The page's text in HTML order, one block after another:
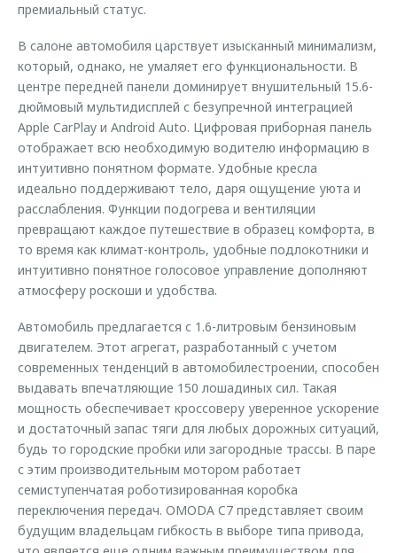
премиальный статус.
В салоне автомобиля царствует изысканный минимализм,
который, однако, не умаляет его функциональности. В
центре передней панели доминирует внушительный 15.6-
дюймовый мультидисплей с безупречной интеграцией
Apple CarPlay и Android Auto. Цифровая приборная панель
отображает всю необходимую водителю информацию в
интуитивно понятном формате. Удобные кресла
идеально поддерживают тело, даря ощущение уюта и
расслабления. Функции подогрева и вентиляции
превращают каждое путешествие в образец комфорта, в
то время как климат-контроль, удобные подлокотники и
интуитивно понятное голосовое управление дополняют
атмосферу роскоши и удобства.
Автомобиль предлагается с 1.6-литровым бензиновым
двигателем. Этот агрегат, разработанный с учетом
современных тенденций в автомобилестроении, способен
выдавать впечатляющие 150 лошадиных сил. Такая
мощность обеспечивает кроссоверу уверенное ускорение
и достаточный запас тяги для любых дорожных ситуаций,
будь то городские пробки или загородные трассы. В паре
с этим производительным мотором работает
семиступенчатая роботизированная коробка
переключения передач. OMODA C7 представляет своим
будущим владельцам гибкость в выборе типа привода,